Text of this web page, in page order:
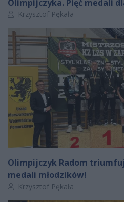
Olimpijczyka. Pięć medali
Autor artykułu:
Krzysztof Pękała
Olimpijczyk Radom
medali młodzików!
Autor artykułu:
Krzysztof Pękała